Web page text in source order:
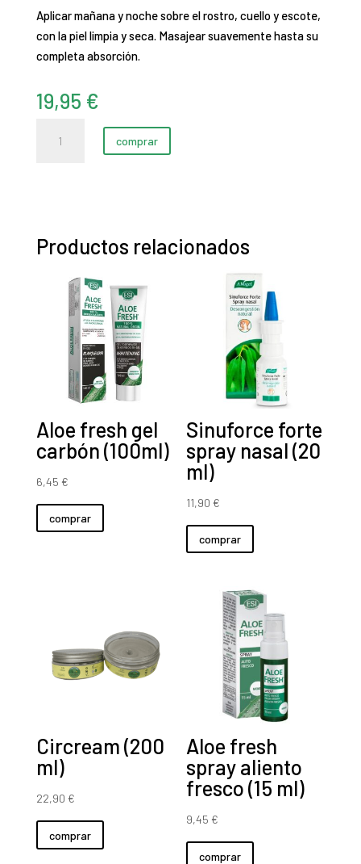
Aplicar mañana y noche sobre el rostro, cuello y escote,
con la piel limpia y seca. Masajear suavemente hasta su
completa absorción.
19,95 €
facial
ml)
comprar
Productos relacionados
Aloe fresh gel
carbón (100ml)
6,45 €
comprar
Sinuforce forte
spray nasal (20
ml)
11,90 €
comprar
Circream (200
ml)
22,90 €
comprar
Aloe fresh
spray aliento
fresco (15 ml)
9,45 €
comprar